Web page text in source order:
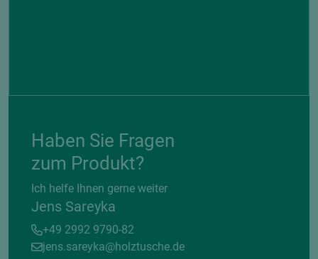
Haben Sie Fragen
zum Produkt?
Ich helfe Ihnen gerne weiter
Jens Sareyka
+49 2992 9790-82
jens.sareyka@holztusche.de